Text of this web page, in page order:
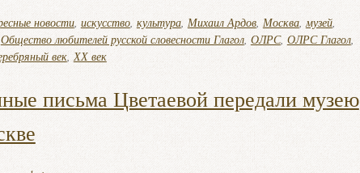
новости, искусство, культура, Михаил Ардов, Москва,музей,
Общество любителей русской словесности Глагол, ОЛРС, ОЛРС Глагол,
век,ХХ век
письма Цветаевой передали музею